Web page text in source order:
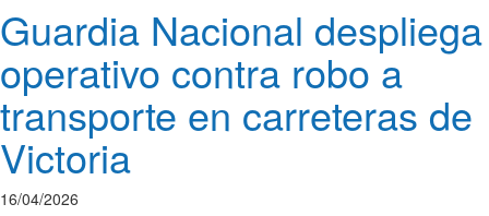
Guardia Nacional despliega
operativo contra robo a
transporte en carreteras de
Victoria
16/04/2026